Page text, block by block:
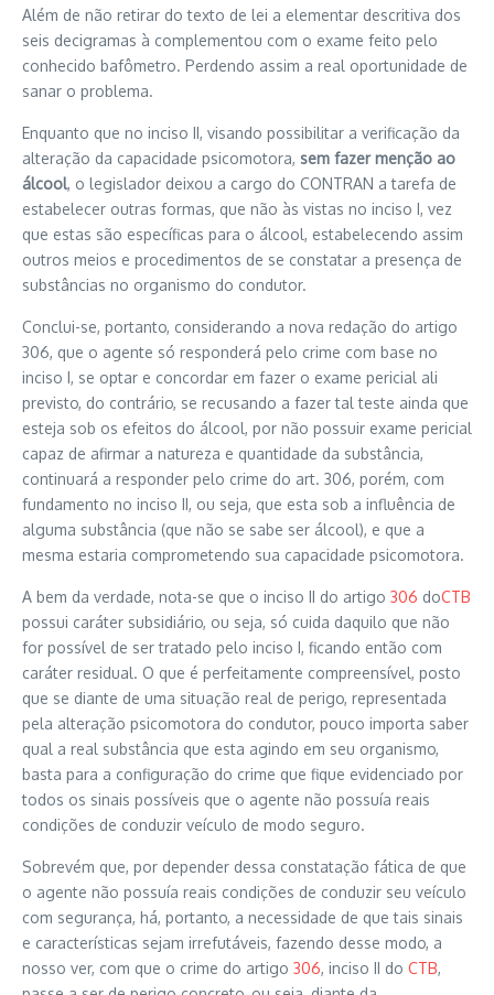
Além de não retirar do texto de lei a elementar descritiva dos
seis decigramas à complementou com o exame feito pelo
conhecido bafômetro. Perdendo assim a real oportunidade de
sanar o problema.
Enquanto que no inciso II, visando possibilitar a verificação da
alteração da capacidade psicomotora, sem fazer menção ao
álcool, o legislador deixou a cargo do CONTRAN a tarefa de
estabelecer outras formas, que não às vistas no inciso I, vez
que estas são específicas para o álcool, estabelecendo assim
outros meios e procedimentos de se constatar a presença de
substâncias no organismo do condutor.
Conclui-se, portanto, considerando a nova redação do artigo
306, que o agente só responderá pelo crime com base no
inciso I, se optar e concordar em fazer o exame pericial ali
previsto, do contrário, se recusando a fazer tal teste ainda que
esteja sob os efeitos do álcool, por não possuir exame pericial
capaz de afirmar a natureza e quantidade da substância,
continuará a responder pelo crime do art. 306, porém, com
fundamento no inciso II, ou seja, que esta sob a influência de
alguma substância (que não se sabe ser álcool), e que a
mesma estaria comprometendo sua capacidade psicomotora.
A bem da verdade, nota-se que o inciso II do artigo 306 doCTB
possui caráter subsidiário, ou seja, só cuida daquilo que não
for possível de ser tratado pelo inciso I, ficando então com
caráter residual. O que é perfeitamente compreensível, posto
que se diante de uma situação real de perigo, representada
pela alteração psicomotora do condutor, pouco importa saber
qual a real substância que esta agindo em seu organismo,
basta para a configuração do crime que fique evidenciado por
todos os sinais possíveis que o agente não possuía reais
condições de conduzir veículo de modo seguro.
Sobrevém que, por depender dessa constatação fática de que
o agente não possuía reais condições de conduzir seu veículo
com segurança, há, portanto, a necessidade de que tais sinais
e características sejam irrefutáveis, fazendo desse modo, a
nosso ver, com que o crime do artigo 306, inciso II do CTB,